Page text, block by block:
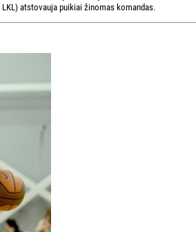
atstovauja puikiai žinomas komandas.